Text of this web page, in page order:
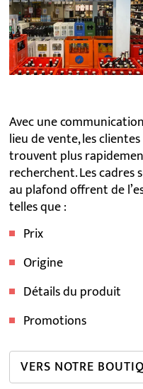
Avec une
lieu de vente, les
trouvent plus
recherchent. Les cadres
au plafond offrent de
telles que :
Prix
Origine
Détails du produit
Promotions
VERS NOTRE